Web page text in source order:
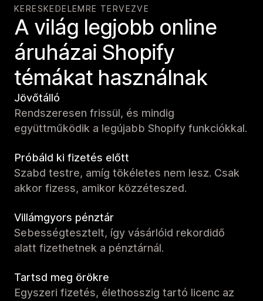
KERESKEDELEMRE TERVEZVE
A világ legjobb online
áruházai Shopify
témákat használnak
Jövőtálló
Rendszeresen frissül, és mindig
együttműködik a legújabb Shopify funkciókkal.
Próbáld ki fizetés előtt
Szabd testre, amíg tökéletes nem lesz. Csak
akkor fizess, amikor közzéteszed.
Villámgyors pénztár
Sebességtesztelt, így vásárlóid rekordidő
alatt fizethetnek a pénztárnál.
Tartsd meg örökre
Egyszeri fizetés, élethosszig tartó licenc az